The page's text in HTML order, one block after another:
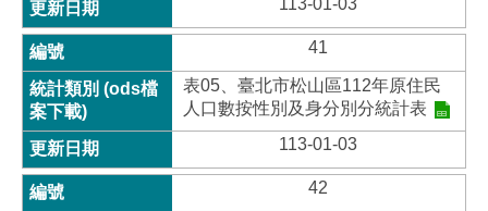
113-01-03
41
表05、臺北市松山區112年原住民
人口數按性別及身分別分統計表
113-01-03
42